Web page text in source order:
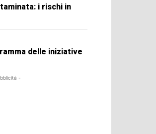
i rischi in
delle iniziative
-